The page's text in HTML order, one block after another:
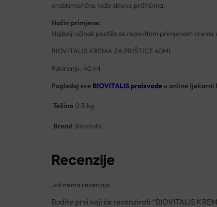
problematične kože sklone prištićima.
Način primjene:
Najbolji učinak postiže se redovitom primjenom kreme
BIOVITALIS KREMA ZA PRIŠTIĆE 40ML
Pakiranje: 40 ml
Pogledaj sve BIOVITALIS proizvodeu online ljekarni
Težina 0.5 kg
Brend Biovitalis
Recenzije
Još nema recenzija.
Budite prvi koji će recenzirati “BIOVITALIS